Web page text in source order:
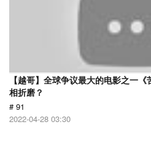
【越哥】全球争议最大的电影之一
相折磨？
# 91
2022-04-28 03:30